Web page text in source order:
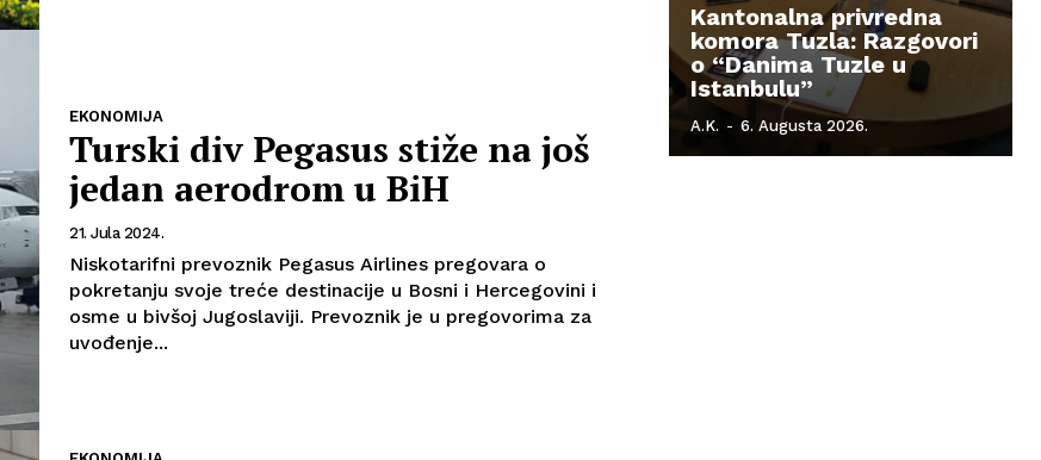
EKONOMIJA
Turski div Pegasus stiže na još
jedan aerodrom u BiH
21. Jula 2024.
Niskotarifni prevoznik Pegasus Airlines pregovara o
pokretanju svoje treće destinacije u Bosni i Hercegovini i
osme u bivšoj Jugoslaviji. Prevoznik je u pregovorima za
uvođenje...
Kantonalna privredna
komora Tuzla: Razgovori
o “Danima Tuzle u
Istanbulu”
A.K. - 6. Augusta 2026.